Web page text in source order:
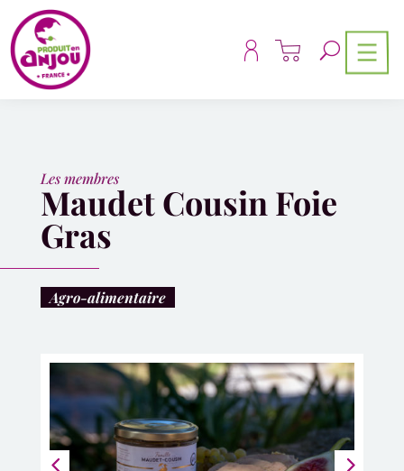
Les membres
Maudet Cousin Foie
Gras
Agro-alimentaire
Panneau de gestion des cookies